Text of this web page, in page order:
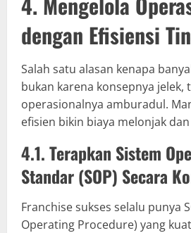
dengan Efisiensi
Salah satu alasan kenapa
bukan karena konsepnya jelek,
operasionalnya amburadul.
efisien bikin biaya melonjak
4.1. Terapkan Sistem
Standar (SOP) Secara
Franchise sukses selalu punya
Operating Procedure) yang